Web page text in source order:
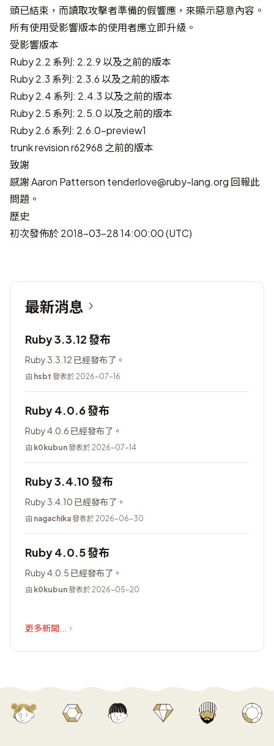
頭已結束，而讀取攻擊者準備的假響應，來顯示惡意內容。
所有使用受影響版本的使用者應立即升級。
受影響版本
Ruby 2.2 系列: 2.2.9 以及之前的版本
Ruby 2.3 系列: 2.3.6 以及之前的版本
Ruby 2.4 系列: 2.4.3 以及之前的版本
Ruby 2.5 系列: 2.5.0 以及之前的版本
Ruby 2.6 系列: 2.6.0-preview1
trunk revision r62968 之前的版本
致謝
感謝 Aaron Patterson tenderlove@ruby-lang.org 回報此
問題。
歷史
初次發佈於 2018-03-28 14:00:00 (UTC)
最新消息
Ruby 3.3.12 發布
Ruby 3.3.12 已經發布了。
由 hsbt 發表於 2026-07-16
Ruby 4.0.6 發布
Ruby 4.0.6 已經發布了。
由 k0kubun發表於 2026-07-14
Ruby 3.4.10 發布
Ruby 3.4.10 已經發布了。
由 nagachika發表於 2026-06-30
Ruby 4.0.5 發布
Ruby 4.0.5 已經發布了。
由 k0kubun發表於 2026-05-20
更多新聞...